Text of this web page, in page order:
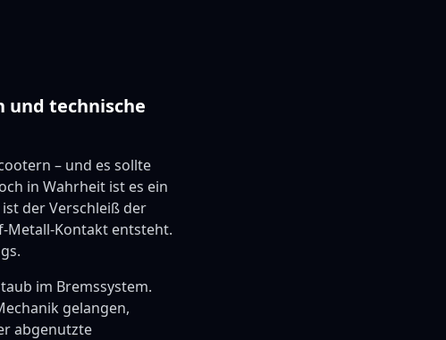
und technische
– und es sollte
in Wahrheit ist es ein
der Verschleiß der
Metall-Kontakt entsteht.
im Bremssystem.
gelangen,
abgenutzte